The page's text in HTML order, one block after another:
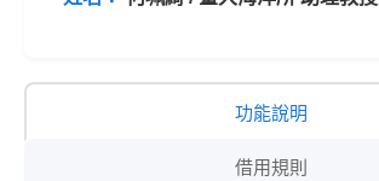
功能說明
借用規則